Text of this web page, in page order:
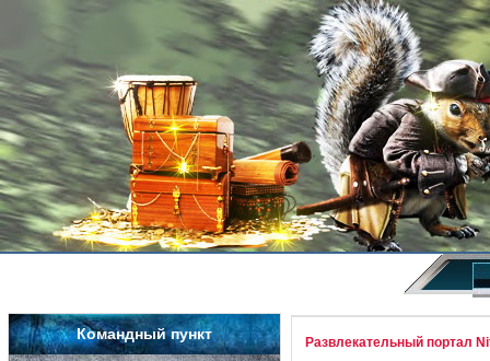
Командный пункт Развлекательный портал